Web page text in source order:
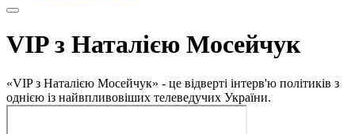
VIP з Наталією Мосейчук
«VIP з Наталією Мосейчук» - це відверті інтерв'ю політиків з
однією із найвпливовіших телеведучих України.